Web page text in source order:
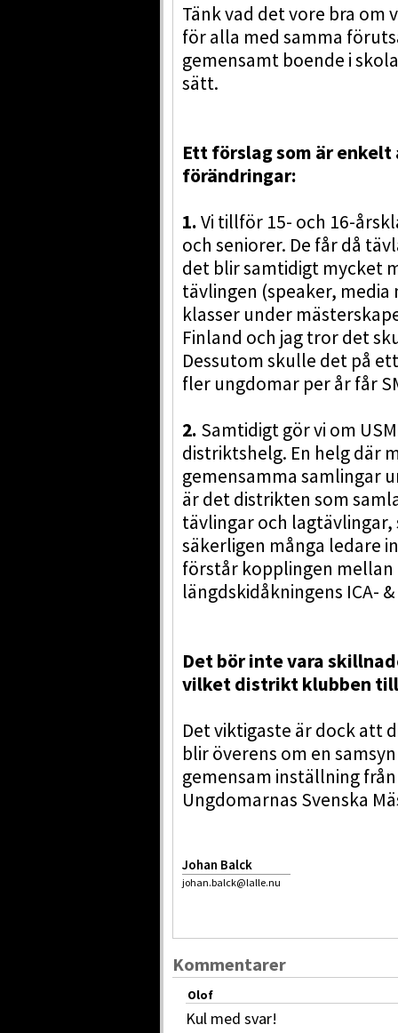
Tänk vad det vore bra
för alla med samma
gemensamt boende i
sätt.
Ett förslag som är
förändringar:
1.Vi tillför 15- och 16-
och seniorer. De får då
det blir samtidigt mycket
tävlingen (speaker,
klasser under
Finland och jag tror det
Dessutom skulle det på
fler ungdomar per år får
2. Samtidigt gör vi om
distriktshelg. En helg där
gemensamma samlingar
är det distrikten som
tävlingar och
säkerligen många ledare
förstår kopplingen
längdskidåkningens ICA-
Det bör inte vara
vilket distrikt klubben
Det viktigaste är dock att
blir överens om en
gemensam inställning
Ungdomarnas Svenska
Johan Balck
johan.balck@lalle.nu
Kommentarer
Olof
Kul med svar!